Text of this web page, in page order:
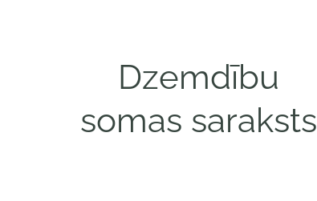
Dzemdību
somas saraksts